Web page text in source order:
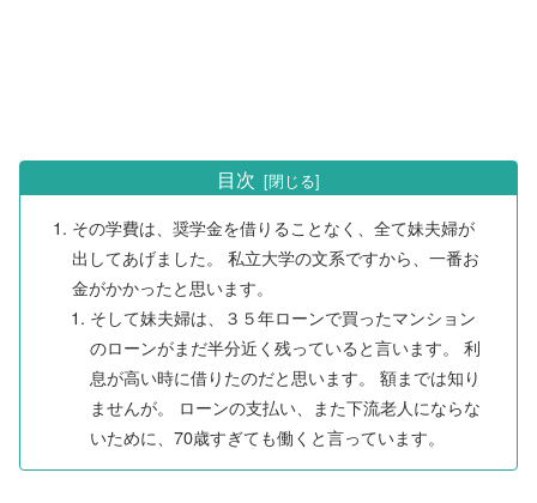
目次
その学費は、奨学金を借りることなく、全て妹夫婦が
出してあげました。 私立大学の文系ですから、一番お
金がかかったと思います。
そして妹夫婦は、３５年ローンで買ったマンション
のローンがまだ半分近く残っていると言います。 利
息が高い時に借りたのだと思います。 額までは知り
ませんが。 ローンの支払い、また下流老人にならな
いために、70歳すぎても働くと言っています。